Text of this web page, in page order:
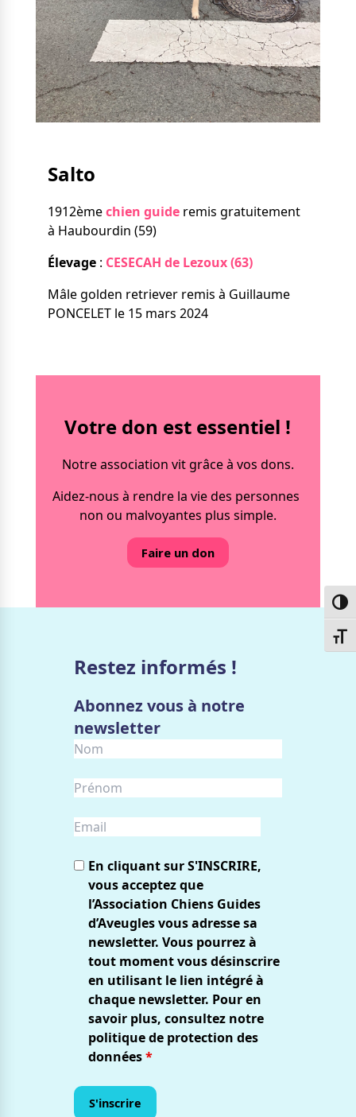
Nos solutions
Le chien guide d’aveugle
La canne blanche
électronique
Le Bemob
Formation
Tout savoir
Irremplaçables, la
série
Salto
1912èmechien guideremis gratuitement
à Haubourdin (59)
Élevage: CESECAH de Lezoux (63)
Mâle golden retriever remis à Guillaume
PONCELET le 15 mars 2024
Votre don est essentiel !
Notre association vit grâce à vos dons.
Aidez-nous à rendre la vie des personnes
non ou malvoyantes plus simple.
Faire un don
Restez informés !
Abonnez vous à notre
newsletter
En cliquant sur S'INSCRIRE,
vous acceptez que
l’Association Chiens Guides
d’Aveugles vous adresse sa
newsletter. Vous pourrez à
tout moment vous désinscrire
en utilisant le lien intégré à
chaque newsletter. Pour en
savoir plus, consultez notre
politique de protection des
données*